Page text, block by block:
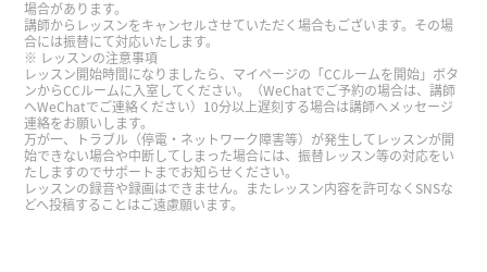
慣れないと、ですね😅 次回もよろしくお願いしま
す( 60代 女性 )
没有变成特别糟糕的结果、真是太好了。 而且您的
那么多钱没有被花光、实在是再好不过了。
听到你心情变好、我真的太开心了。 希望你能一直
保持这么好的状态。 我最近都没怎么出去玩、所以
場合があります。
講師からレッスンをキャンセルさせていただく場合もございます。その場
合には振替にて対応いたします。
レッスンの注意事項
レッスン開始時間になりましたら、マイページの「CCルームを開始」ボタ
ンからCCルームに入室してください。（WeChatでご予約の場合は、講師
へWeChatでご連絡ください）10分以上遅刻する場合は講師へメッセージ
連絡をお願いします。
万が一、トラブル（停電・ネットワーク障害等）が発生してレッスンが開
始できない場合や中断してしまった場合には、振替レッスン等の対応をい
たしますのでサポートまでお知らせください。
レッスンの録音や録画はできません。またレッスン内容を許可なくSNSな
どへ投稿することはご遠慮願います。